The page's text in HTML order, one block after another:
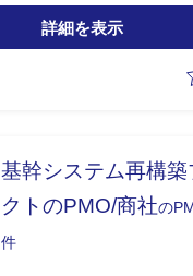
設計レベル)の支援を想定
・小売業の業務知識を活
詳細を表示
基幹システム再構築
クトのPMO/商社の
件